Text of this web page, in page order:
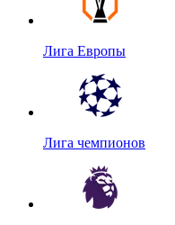
Лига Европы
Лига чемпионов